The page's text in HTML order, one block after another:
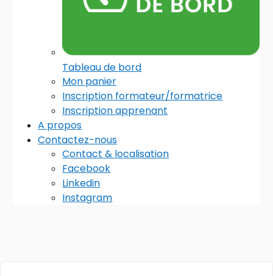
Tableau de bord
Mon panier
Inscription formateur/formatrice
Inscription apprenant
A propos
Contactez-nous
Contact & localisation
Facebook
Linkedin
Instagram